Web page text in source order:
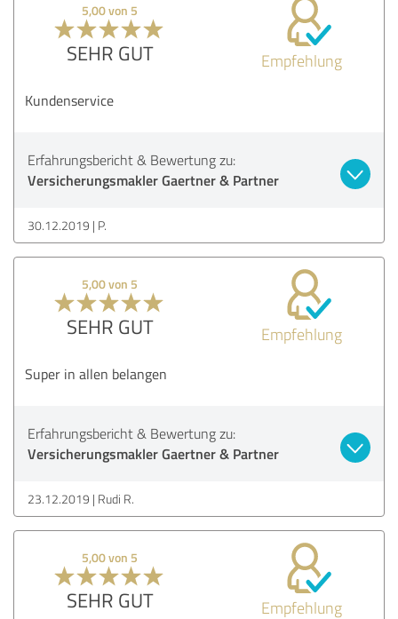
5,00 von 5
SEHR GUT Empfehlung
Kundenservice
Erfahrungsbericht & Bewertung zu:
Versicherungsmakler Gaertner & Partner
30.12.2019 P.
5,00 von 5
SEHR GUT Empfehlung
Super in allen belangen
Erfahrungsbericht & Bewertung zu:
Versicherungsmakler Gaertner & Partner
23.12.2019 Rudi R.
5,00 von 5
SEHR GUT Empfehlung